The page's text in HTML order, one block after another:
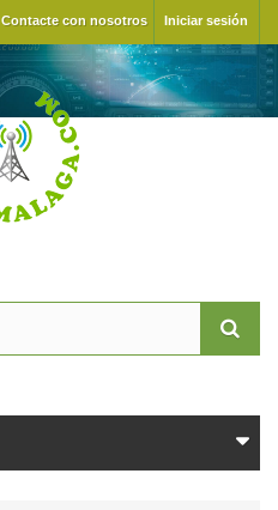
Iniciar sesión
Contacte con nosotros